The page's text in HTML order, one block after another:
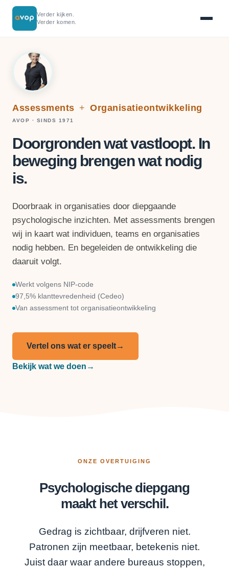
Verder kijken.
Verder komen.
Assessments + Organisatieontwikkeling
AVOP · SINDS 1971
Doorgronden wat vastloopt. In
beweging brengen wat nodig
is.
Doorbraak in organisaties door diepgaande
psychologische inzichten. Met assessments brengen
wij in kaart wat individuen, teams en organisaties
nodig hebben. En begeleiden de ontwikkeling die
daaruit volgt.
Werkt volgens NIP-code
97,5% klanttevredenheid (Cedeo)
Van assessment tot organisatieontwikkeling
Vertel ons wat er speelt→
Bekijk wat we doen →
ONZE OVERTUIGING
Psychologische diepgang
maakt het verschil.
Gedrag is zichtbaar, drijfveren niet.
Patronen zijn meetbaar, betekenis niet.
Juist daar waar andere bureaus stoppen,